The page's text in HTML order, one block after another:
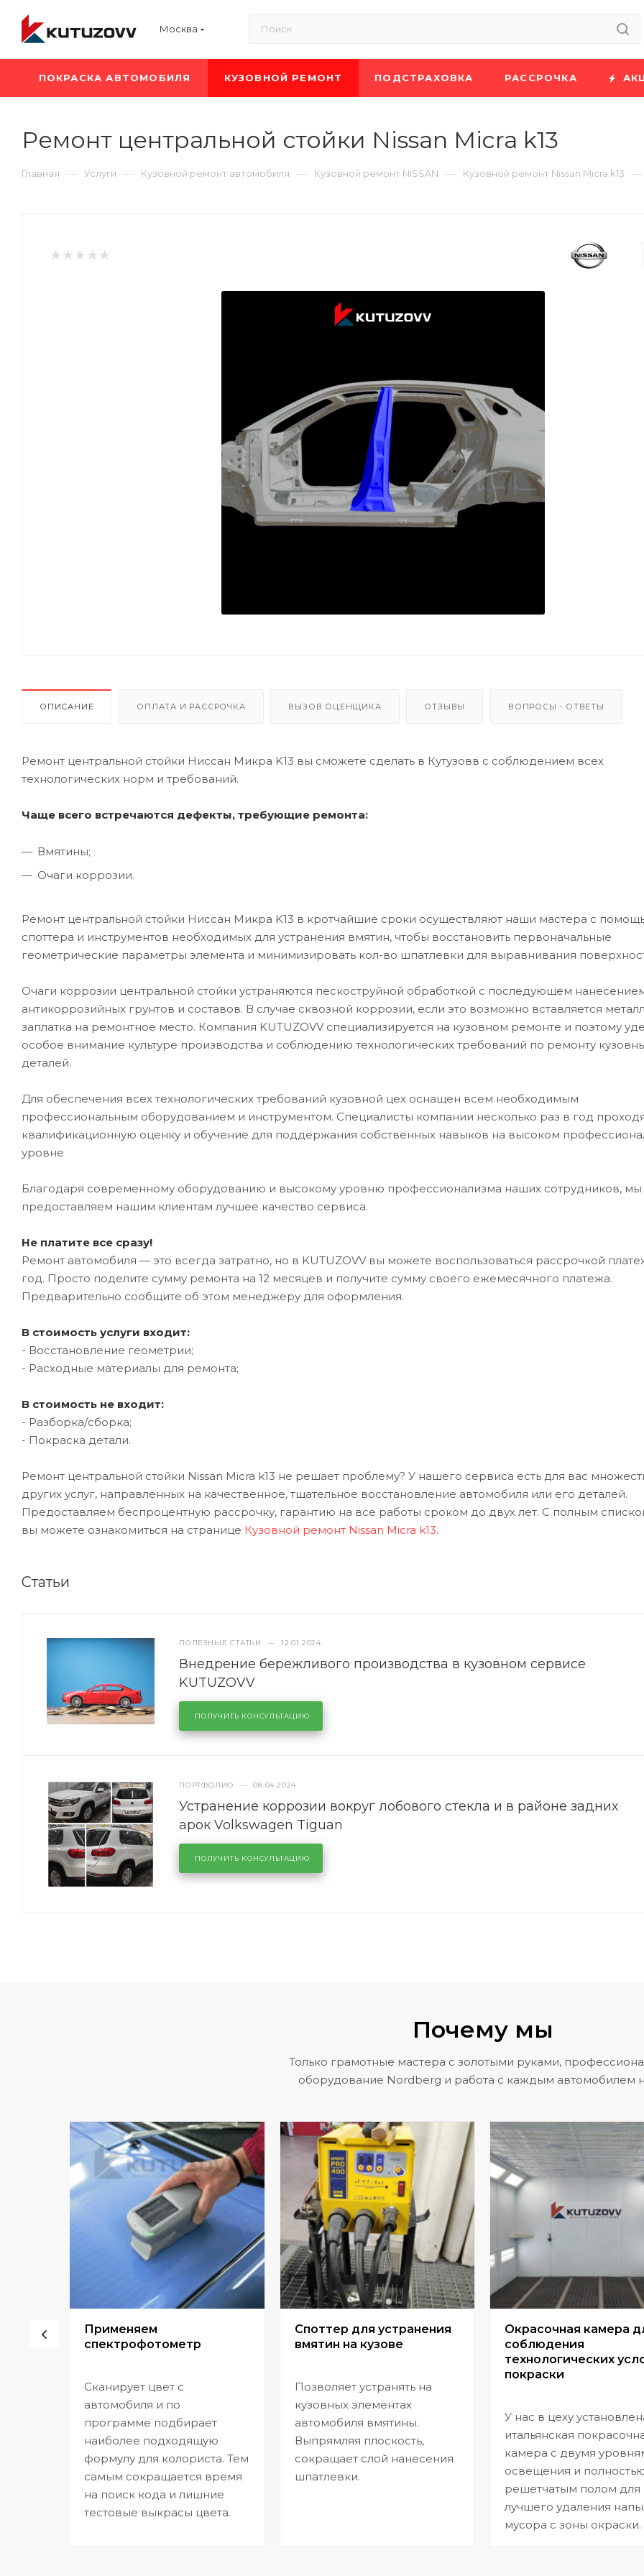
Москва
ПОКРАСКА АВТОМОБИЛЯ КУЗОВНОЙ РЕМОНТ ПОДСТРАХОВКА РАССРОЧКА
Ремонт центральной стойки Nissan Micra k13
Главная — Услуги — Кузовной ремонт автомобиля — Кузовной ремонт NISSAN — Кузовной ремонт Nissan Micra k13 —
ОПИСАНИЕ ОПЛАТА И РАССРОЧКА ВЫЗОВ ОЦЕНЩИКА ОТЗЫВЫ ВОПРОСЫ - ОТВЕТЫ
Ремонт центральной стойки Ниссан Микра K13 вы сможете сделать в Кутузовв с соблюдением всех
технологических норм и требований.
Чаще всего встречаются дефекты, требующие ремонта:
Вмятины;
Очаги коррозии.
Ремонт центральной стойки Ниссан Микра K13 в кротчайшие сроки осуществляют наши мастера с
споттера и инструментов необходимых для устранения вмятин, чтобы восстановить первоначальные
геометрические параметры элемента и минимизировать кол-во шпатлевки для выравнивания
Очаги коррозии центральной стойки устраняются пескоструйной обработкой с последующем
антикоррозийных грунтов и составов. В случае сквозной коррозии, если это возможно вставляется
заплатка на ремонтное место. Компания KUTUZOVV специализируется на кузовном ремонте и поэтому
особое внимание культуре производства и соблюдению технологических требований по ремонту
деталей.
Для обеспечения всех технологических требований кузовной цех оснащен всем необходимым
профессиональным оборудованием и инструментом. Специалисты компании несколько раз в год
квалификационную оценку и обучение для поддержания собственных навыков на высоком
уровне
Благодаря современному оборудованию и высокому уровню профессионализма наших сотрудников, мы
предоставляем нашим клиентам лучшее качество сервиса.
Не платите все сразу!
Ремонт автомобиля — это всегда затратно, но в KUTUZOVV вы можете воспользоваться рассрочкой
год. Просто поделите сумму ремонта на 12 месяцев и получите сумму своего ежемесячного платежа.
Предварительно сообщите об этом менеджеру для оформления.
В стоимость услуги входит:
- Восстановление геометрии;
- Расходные материалы для ремонта;
В стоимость не входит:
- Разборка/сборка;
- Покраска детали.
Ремонт центральной стойки Nissan Micra k13 не решает проблему? У нашего сервиса есть для вас
других услуг, направленных на качественное, тщательное восстановление автомобиля или его деталей.
Предоставляем беспроцентную рассрочку, гарантию на все работы сроком до двух лет. С полным
вы можете ознакомиться на странице Кузовной ремонт Nissan Micra k13.
Статьи
ПОЛЕЗНЫЕ СТАТЬИ — 12.01.2024
Внедрение бережливого производства в кузовном сервисе
KUTUZOVV
ПОЛУЧИТЬ КОНСУЛЬТАЦИЮ
ПОРТФОЛИО — 08.04.2024
Устранение коррозии вокруг лобового стекла и в районе задних
арок Volkswagen Tiguan
ПОЛУЧИТЬ КОНСУЛЬТАЦИЮ
Почему мы
Только грамотные мастера с золотыми руками,
оборудование Nordberg и работа с каждым автомобилем
Применяем
спектрофотометр
Сканирует цвет с
автомобиля и по
программе подбирает
наиболее подходящую
формулу для колориста. Тем
самым сокращается время
на поиск кода и лишние
тестовые выкрасы цвета.
Споттер для устранения
вмятин на кузове
Позволяет устранять на
кузовных элементах
автомобиля вмятины.
Выпрямляя плоскость,
сокращает слой нанесения
шпатлевки.
Окрасочная камера
соблюдения
технологических
покраски
У нас в цеху
итальянская
камера с двумя
освещения и
решетчатым полом для
лучшего удаления
мусора с зоны окраски.